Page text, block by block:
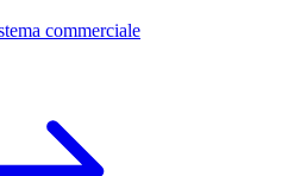
commerciale